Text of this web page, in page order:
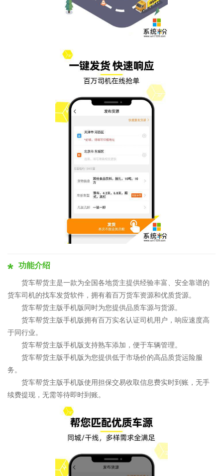
功能介绍
货车帮货主是一款为全国各地货主提供经验丰富、安全靠谱的
货车司机的找车发货软件，拥有着百万货车资源和优质货源。
货车帮货主版手机版同时为您提供品质车源与货源。
货车帮货主版手机版拥有百万实名认证司机用户，响应速度高
于同行业。
货车帮货主版手机版支持熟车添加，便于车辆管理。
货车帮货主版手机版为您提供低于市场价的高品质货运险服
务。
货车帮货主版手机版使用担保交易收取信息费实时到账，无手
续费提现，无需等待即时到账。